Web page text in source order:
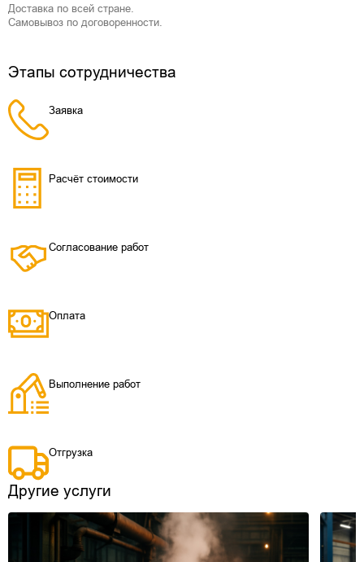
Доставка по всей стране.
Самовывоз по договоренности.
Этапы сотрудничества
Заявка
Расчёт стоимости
Согласование работ
Оплата
Выполнение работ
Отгрузка
Другие услуги